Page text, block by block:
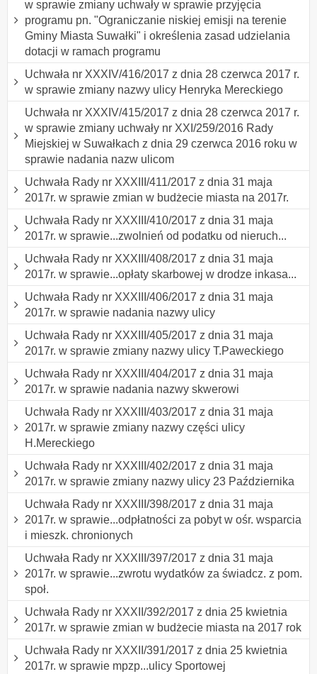
w sprawie zmiany uchwały w sprawie przyjęcia
programu pn. "Ograniczanie niskiej emisji na terenie
Gminy Miasta Suwałki" i określenia zasad udzielania
dotacji w ramach programu
Uchwała nr XXXIV/416/2017 z dnia 28 czerwca 2017 r.
w sprawie zmiany nazwy ulicy Henryka Mereckiego
Uchwała nr XXXIV/415/2017 z dnia 28 czerwca 2017 r.
w sprawie zmiany uchwały nr XXI/259/2016 Rady
Miejskiej w Suwałkach z dnia 29 czerwca 2016 roku w
sprawie nadania nazw ulicom
Uchwała Rady nr XXXIII/411/2017 z dnia 31 maja
2017r. w sprawie zmian w budżecie miasta na 2017r.
Uchwała Rady nr XXXIII/410/2017 z dnia 31 maja
2017r. w sprawie...zwolnień od podatku od nieruch...
Uchwała Rady nr XXXIII/408/2017 z dnia 31 maja
2017r. w sprawie...opłaty skarbowej w drodze inkasa...
Uchwała Rady nr XXXIII/406/2017 z dnia 31 maja
2017r. w sprawie nadania nazwy ulicy
Uchwała Rady nr XXXIII/405/2017 z dnia 31 maja
2017r. w sprawie zmiany nazwy ulicy T.Paweckiego
Uchwała Rady nr XXXIII/404/2017 z dnia 31 maja
2017r. w sprawie nadania nazwy skwerowi
Uchwała Rady nr XXXIII/403/2017 z dnia 31 maja
2017r. w sprawie zmiany nazwy części ulicy
H.Mereckiego
Uchwała Rady nr XXXIII/402/2017 z dnia 31 maja
2017r. w sprawie zmiany nazwy ulicy 23 Października
Uchwała Rady nr XXXIII/398/2017 z dnia 31 maja
2017r. w sprawie...odpłatności za pobyt w ośr. wsparcia
i mieszk. chronionych
Uchwała Rady nr XXXIII/397/2017 z dnia 31 maja
2017r. w sprawie...zwrotu wydatków za świadcz. z pom.
społ.
Uchwała Rady nr XXXII/392/2017 z dnia 25 kwietnia
2017r. w sprawie zmian w budżecie miasta na 2017 rok
Uchwała Rady nr XXXII/391/2017 z dnia 25 kwietnia
2017r. w sprawie mpzp...ulicy Sportowej